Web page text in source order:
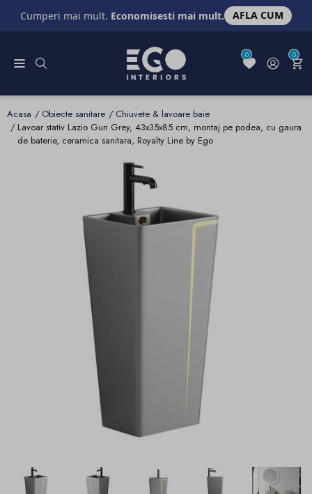
Cumperi mai mult. Economisesti mai mult. AFLA CUM
0 0
Acasa Obiecte sanitare
Chiuvete & lavoare baie
Lavoar stativ Lazio Gun Grey, 43x35x85 cm, montaj pe podea, cu gaura
de baterie, ceramica sanitara, Royalty Line by Ego